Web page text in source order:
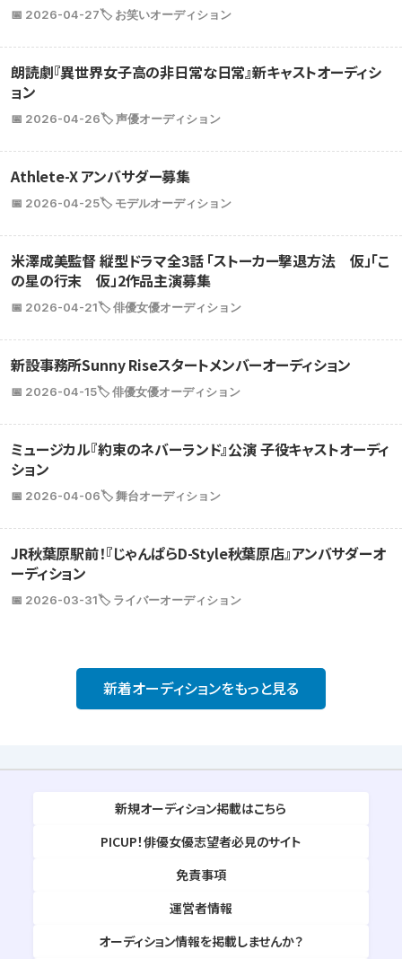
📅 2026-04-27🏷️ お笑いオーディション
朗読劇『異世界女子高の非日常な日常』新キャストオーディシ
ョン
📅 2026-04-26🏷️ 声優オーディション
Athlete-X アンバサダー募集
📅 2026-04-25🏷️ モデルオーディション
米澤成美監督 縦型ドラマ全3話 「ストーカー撃退方法 仮」「こ
の星の行末 仮」2作品主演募集
📅 2026-04-21🏷️ 俳優女優オーディション
新設事務所Sunny Riseスタートメンバーオーディション
📅 2026-04-15🏷️ 俳優女優オーディション
ミュージカル『約束のネバーランド』公演 子役キャストオーディ
ション
📅 2026-04-06🏷️ 舞台オーディション
JR秋葉原駅前！『じゃんぱらD-Style秋葉原店』アンバサダーオ
ーディション
📅 2026-03-31🏷️ ライバーオーディション
新着オーディションをもっと見る
新規オーディション掲載はこちら
PICUP！俳優女優志望者必見のサイト
免責事項
運営者情報
オーディション情報を掲載しませんか？